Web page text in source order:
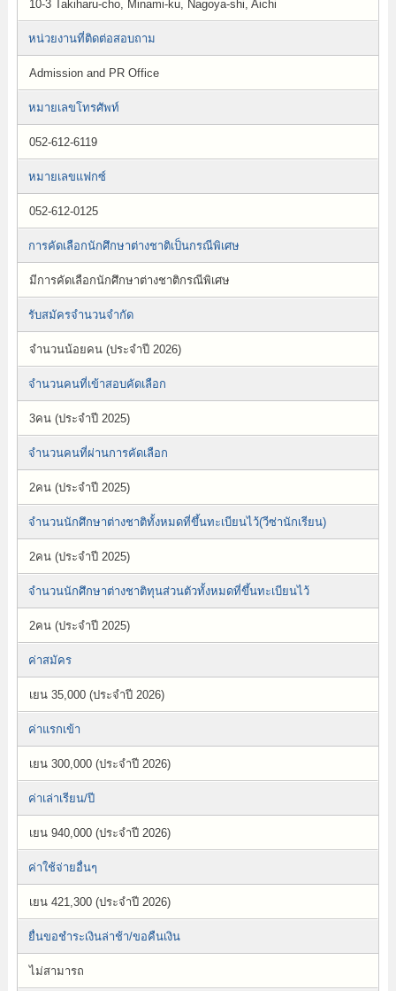
10-3 Takiharu-cho, Minami-ku, Nagoya-shi, Aichi
หน่วยงานที่ติดต่อสอบถาม
Admission and PR Office
หมายเลขโทรศัพท์
052-612-6119
หมายเลขแฟกซ์
052-612-0125
การคัดเลือกนักศึกษาต่างชาติเป็นกรณีพิเศษ
มีการคัดเลือกนักศึกษาต่างชาติกรณีพิเศษ
รับสมัครจำนวนจำกัด
จำนวนน้อยคน (ประจำปี 2026)
จำนวนคนที่เข้าสอบคัดเลือก
3คน (ประจำปี 2025)
จำนวนคนที่ผ่านการคัดเลือก
2คน (ประจำปี 2025)
จำนวนนักศึกษาต่างชาติทั้งหมดที่ขึ้นทะเบียนไว้(วีซ่านักเรียน)
2คน (ประจำปี 2025)
จำนวนนักศึกษาต่างชาติทุนส่วนตัวทั้งหมดที่ขึ้นทะเบียนไว้
2คน (ประจำปี 2025)
ค่าสมัคร
เยน 35,000 (ประจำปี 2026)
ค่าแรกเข้า
เยน 300,000 (ประจำปี 2026)
ค่าเล่าเรียน/ปี
เยน 940,000 (ประจำปี 2026)
ค่าใช้จ่ายอื่นๆ
เยน 421,300 (ประจำปี 2026)
ยื่นขอชำระเงินล่าช้า/ขอคืนเงิน
ไม่สามารถ